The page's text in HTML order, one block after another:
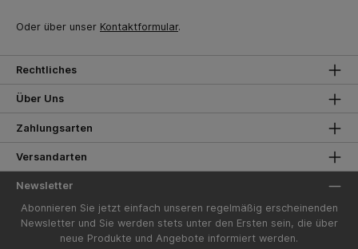
Oder über unser Kontaktformular.
Rechtliches
Über Uns
Zahlungsarten
Versandarten
Newsletter
Abonnieren Sie jetzt einfach unseren regelmäßig erscheinenden
Newsletter und Sie werden stets unter den Ersten sein, die über
neue Produkte und Angebote informiert werden.